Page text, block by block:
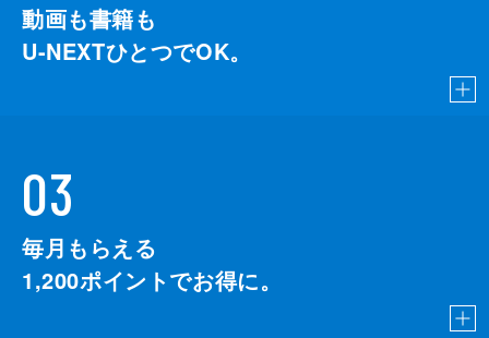
動画も書籍も
U-NEXTひとつでOK。
03
毎月もらえる
1,200ポイントでお得に。